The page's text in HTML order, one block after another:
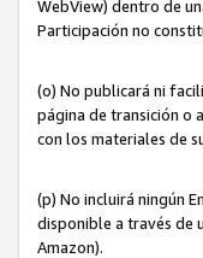
WebView) dentro de
Participación no
(o) No publicará ni
página de transición o
con los materiales de
(p) No incluirá ningún
disponible a través de
Amazon).